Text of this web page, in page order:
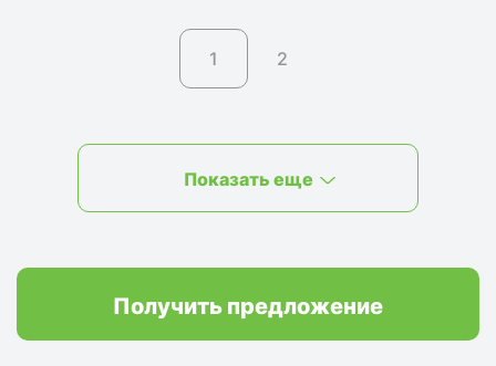
Показать еще
1 2
Получить предложение